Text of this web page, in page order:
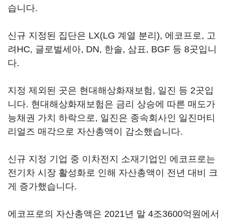
습니다.
신규 지정된 집단은 LX(LG 계열 분리), 에코프로, 고
려HC, 글로벌세아, DN, 한솔, 삼표, BGF 등 8곳입니
다.
지정 제외된 곳은 현대해상화재보험, 일진 등 2곳입
니다. 현대해상화재보험은 금리 상승에 따른 매도가
능채권 가치 하락으로, 일진은 종속회사인 일진머티
리얼즈 매각으로 자산총액이 감소했습니다.
신규 지정 기업 중 이차전지 소재기업인 에코프로는
전기차 시장 활성화로 인해 자산총액이 전년 대비 크
게 증가했습니다.
에코프로의 자산총액은 2021년 말 4조3600억원에서